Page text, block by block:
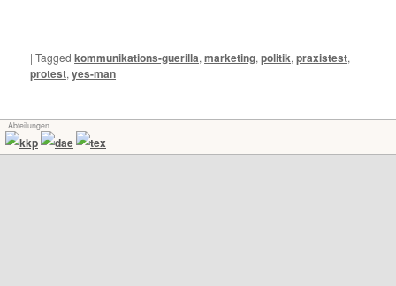
|Tagged kommunikations-guerilla,marketing,politik,praxistest,
protest,yes-man
Abteilungen